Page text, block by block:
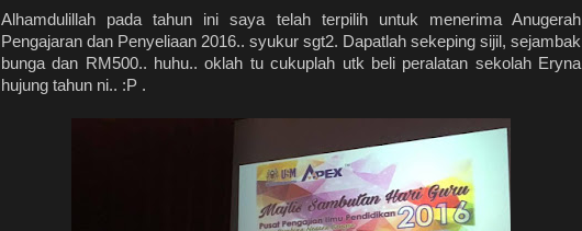
Alhamdulillah pada tahun ini saya telah terpilih untuk menerima Anugerah
Pengajaran dan Penyeliaan 2016.. syukur sgt2. Dapatlah sekeping sijil, sejambak
bunga dan RM500.. huhu.. oklah tu cukuplah utk beli peralatan sekolah Eryna
hujung tahun ni.. :P .